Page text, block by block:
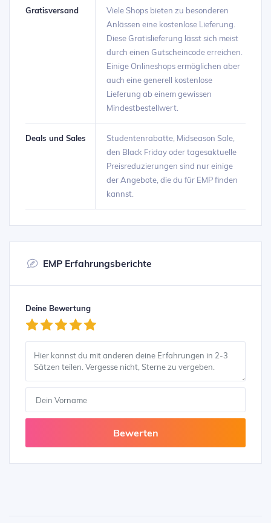
Gratisversand
Viele Shops bieten zu besonderen
Anlässen eine kostenlose Lieferung.
Diese Gratislieferung lässt sich meist
durch einen Gutscheincode erreichen.
Einige Onlineshops ermöglichen aber
auch eine generell kostenlose
Lieferung ab einem gewissen
Mindestbestellwert.
Deals und Sales
Studentenrabatte, Midseason Sale,
den Black Friday oder tagesaktuelle
Preisreduzierungen sind nur einige
der Angebote, die du für EMP finden
kannst.
EMP Erfahrungsberichte
Deine Bewertung
Bewerten